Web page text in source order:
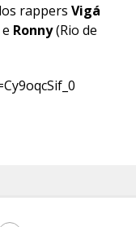
rappers Vigá
Ronny(Rio de